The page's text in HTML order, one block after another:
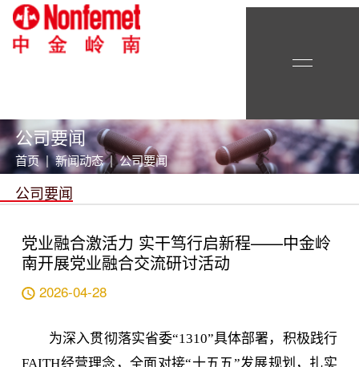
首页 | 新闻动态 | 公司要闻
公司要闻
公司要闻
党业融合激活力 实干笃行启新程——中金岭
南开展党业融合交流研讨活动
2026-04-28
为深入贯彻落实省委“1310”具体部署，积极践行
FAITH经营理念，全面对接“十五五”发展规划，扎实